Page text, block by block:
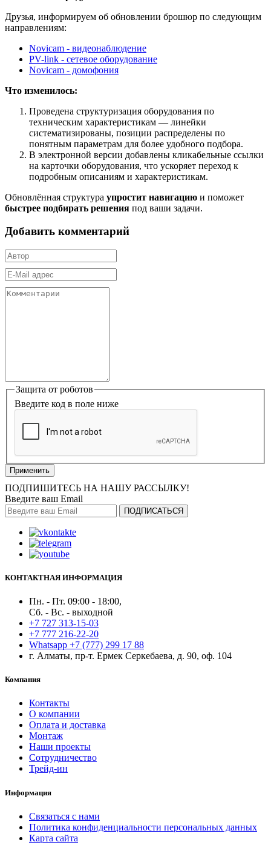
Друзья, информируем об обновлении брошюр по следующим
направлениям:
Novicam - видеонаблюдение
PV-link - сетевое оборудование
Novicam - домофония
Что изменилось:
Проведена структуризация оборудования по
техническим характеристикам — линейки
систематизированы, позиции распределены по
понятным параметрам для более удобного подбора.
В электронной версии добавлены кликабельные ссылки
на карточки оборудования, что ускоряет переход к
подробным описаниям и характеристикам.
Обновлённая структура упростит навигацию и поможет
быстрее подбирать решения под ваши задачи.
Добавить комментарий
Защита от роботов
Введите код в поле ниже
ПОДПИШИТЕСЬ НА НАШУ РАССЫЛКУ!
Введите ваш Email
ПОДПИСАТЬСЯ
КОНТАКТНАЯ ИНФОРМАЦИЯ
Пн. - Пт. 09:00 - 18:00,
Сб. - Вс. - выходной
+7 727 313-15-03
+7 777 216-22-20
Whatsapp +7 (777) 299 17 88
г. Алматы, пр-т. Ермек Серкебаева, д. 90, оф. 104
Компания
Контакты
О компании
Оплата и доставка
Монтаж
Наши проекты
Сотрудничество
Трейд-ин
Информация
Связаться с нами
Политика конфиденциальности персональных данных
Карта сайта